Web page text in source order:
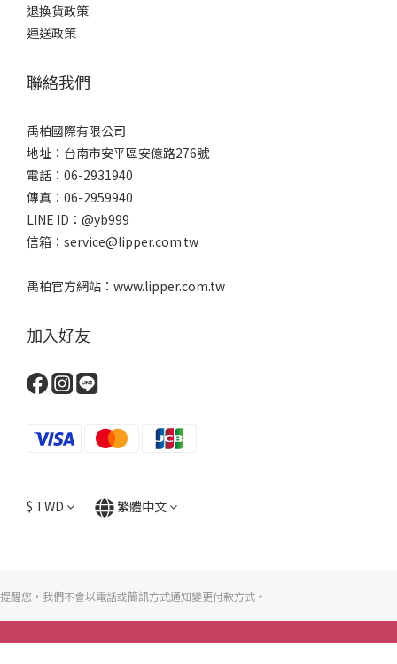
退換貨政策
運送政策
聯絡我們
禹柏國際有限公司
地址：台南市安平區安億路276號
電話：06-2931940
傳真：06-2959940
LINE ID：@yb999
信箱：service@lipper.com.tw
禹柏官方網站：www.lipper.com.tw
加入好友
$ TWD 繁體中文
提醒您，我們不會以電話或簡訊方式通知變更付款方式。